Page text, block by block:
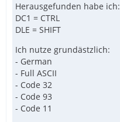
Herausgefunden habe ich:
DC1 = CTRL
DLE = SHIFT
Ich nutze grundästzlich:
- German
- Full ASCII
- Code 32
- Code 93
- Code 11